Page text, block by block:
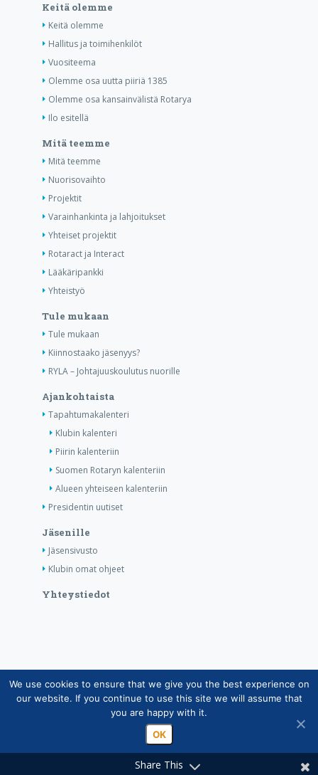
Keitä olemme
Keitä olemme
Hallitus ja toimihenkilöt
Vuositeema
Olemme osa uutta piiriä 1385
Olemme osa kansainvälistä Rotarya
Ilo esitellä
Mitä teemme
Mitä teemme
Nuorisovaihto
Projektit
Varainhankinta ja lahjoitukset
Yhteiset projektit
Rotaract ja Interact
Lääkäripankki
Yhteistyö
Tule mukaan
Tule mukaan
Kiinnostaako jäsenyys?
RYLA – Johtajuuskoulutus nuorille
Ajankohtaista
Tapahtumakalenteri
Klubin kalenteri
Piirin kalenteriin
Suomen Rotaryn kalenteriin
Alueen yhteiseen kalenteriin
Presidentin uutiset
Jäsenille
Jäsensivusto
Klubin omat ohjeet
Yhteystiedot
Copyright © Suomen Rotarypalvelu ry 2026 |
Jäsentietojärjestelmän tietosuojaseloste|Henkilötietojen
käsittely Rotarytoiminnassa
Share This
We use cookies to ensure that we give you the best experience on
our website. If you continue to use this site we will assume that
you are happy with it.
OK